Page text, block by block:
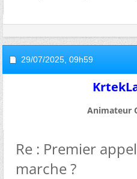
29/07/2025, 09h59
Animateur
Re : Premier
marche ?